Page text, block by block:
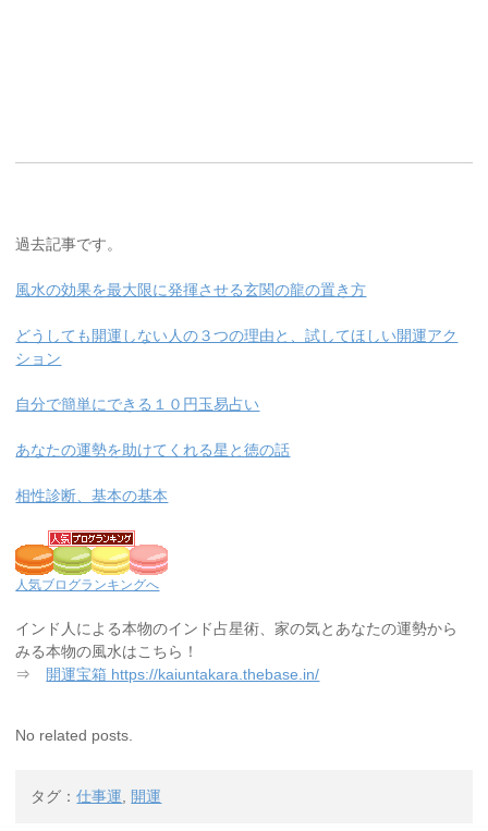
過去記事です。
風水の効果を最大限に発揮させる玄関の龍の置き方
どうしても開運しない人の３つの理由と、試してほしい開運アク
ション
自分で簡単にできる１０円玉易占い
あなたの運勢を助けてくれる星と徳の話
相性診断、基本の基本
人気ブログランキングへ
インド人による本物のインド占星術、家の気とあなたの運勢から
みる本物の風水はこちら！
⇒ 開運宝箱 https://kaiuntakara.thebase.in/
No related posts.
タグ：仕事運, 開運